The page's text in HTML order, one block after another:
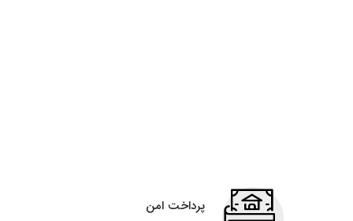
پرداخت امن